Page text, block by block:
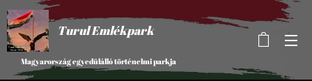
Turul Emlékpark
Magyarország egyedülálló történelmi parkja